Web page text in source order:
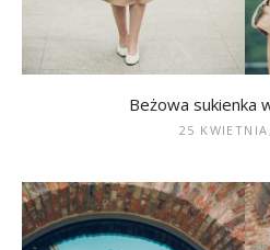
Beżowa sukienka
25